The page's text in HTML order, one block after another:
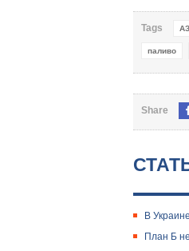
Tags
паливо
Share
В
План Б